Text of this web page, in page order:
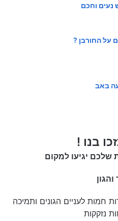
נעים וחכם
על החורבן ?
באב
בנו !
שלכם יגיעו למקום
חמות לעניים הגונים ותמיכה
נזקקות